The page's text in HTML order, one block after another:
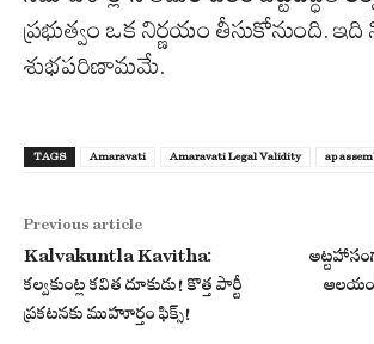
ప్రభుత్వం ఒక నిర్ణయం తీసుకోనుంది.
శుభపరిణామమే.
TAGS Amaravati Amaravati Legal Validity ap
Previous article
Kalvakuntla Kavitha:
కల్వకుంట్ల కవిత దూకుడు! కొత్త పార్టీ
ప్రకటనకు ముహూర్తం ఫిక్స్!
ఆలయం